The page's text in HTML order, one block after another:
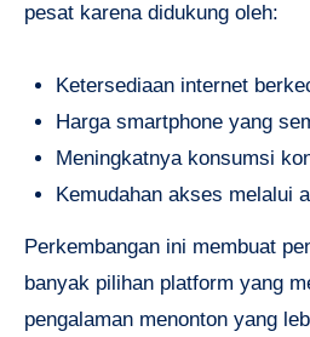
pesat karena didukung oleh:
Ketersediaan internet
Harga smartphone yang
Meningkatnya konsumsi
Kemudahan akses melalui
Perkembangan ini membuat
banyak pilihan platform yang
pengalaman menonton yang